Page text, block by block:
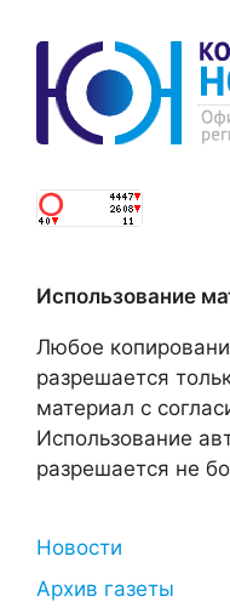
Использование
Любое
разрешается
материал с
Использование
разрешается не
Новости
Архив газеты